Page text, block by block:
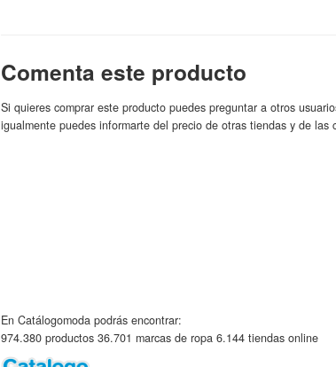
Girl T-Shirt Girls Tienda:
Marca:
18.95€
Roxy Carcasa Floral
18.95€
Comenta este producto
Si quieres comprar este producto puedes preguntar a otros
igualmente puedes informarte del precio de otras tiendas y de las
En Catálogomoda podrás encontrar:
974.380 productos 36.701 marcas de ropa 6.144 tiendas online